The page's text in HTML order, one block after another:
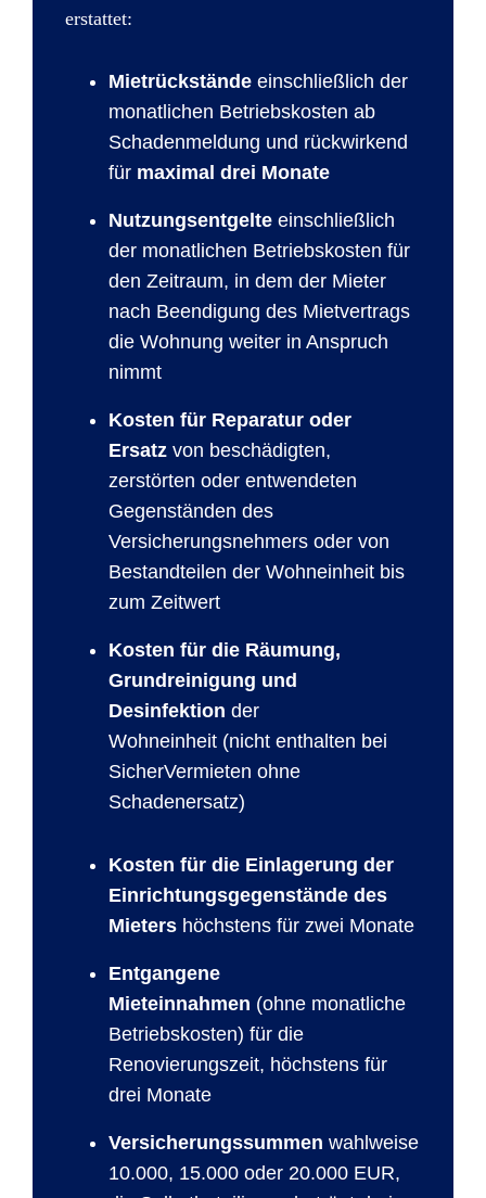
erstattet:
Mietrückstände einschließlich der
monatlichen Betriebskosten ab
Schadenmeldung und rückwirkend
für maximal drei Monate
Nutzungsentgelte einschließlich
der monatlichen Betriebskosten für
den Zeitraum, in dem der Mieter
nach Beendigung des Mietvertrags
die Wohnung weiter in Anspruch
nimmt
Kosten für Reparatur oder
Ersatz von beschädigten,
zerstörten oder entwendeten
Gegenständen des
Versicherungsnehmers oder von
Bestandteilen der Wohneinheit bis
zum Zeitwert
Kosten für die Räumung,
Grundreinigung und
Desinfektion der
Wohneinheit (nicht enthalten bei
SicherVermieten ohne
Schadenersatz)
Kosten für die Einlagerung der
Einrichtungsgegenstände des
Mieters höchstens für zwei Monate
Entgangene
Mieteinnahmen (ohne monatliche
Betriebskosten) für die
Renovierungszeit, höchstens für
drei Monate
Versicherungssummen wahlweise
10.000, 15.000 oder 20.000 EUR,